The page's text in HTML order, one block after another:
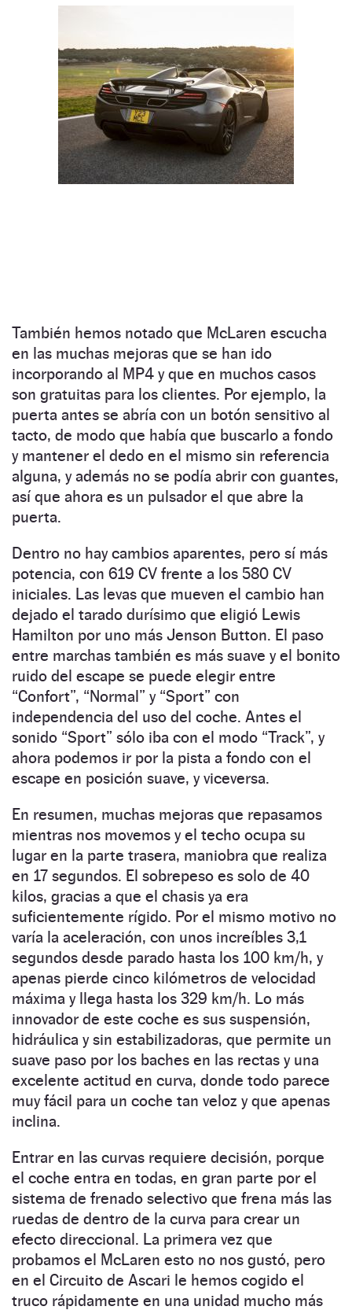
También hemos notado que McLaren escucha
en las muchas mejoras que se han ido
incorporando al MP4 y que en muchos casos
son gratuitas para los clientes. Por ejemplo, la
puerta antes se abría con un botón sensitivo al
tacto, de modo que había que buscarlo a fondo
y mantener el dedo en el mismo sin referencia
alguna, y además no se podía abrir con guantes,
así que ahora es un pulsador el que abre la
puerta.
Dentro no hay cambios aparentes, pero sí más
potencia, con 619 CV frente a los 580 CV
iniciales. Las levas que mueven el cambio han
dejado el tarado durísimo que eligió Lewis
Hamilton por uno más Jenson Button. El paso
entre marchas también es más suave y el bonito
ruido del escape se puede elegir entre
“Confort”, “Normal” y “Sport” con
independencia del uso del coche. Antes el
sonido “Sport” sólo iba con el modo “Track”, y
ahora podemos ir por la pista a fondo con el
escape en posición suave, y viceversa.
En resumen, muchas mejoras que repasamos
mientras nos movemos y el techo ocupa su
lugar en la parte trasera, maniobra que realiza
en 17 segundos. El sobrepeso es solo de 40
kilos, gracias a que el chasis ya era
suficientemente rígido. Por el mismo motivo no
varía la aceleración, con unos increíbles 3,1
segundos desde parado hasta los 100 km/h, y
apenas pierde cinco kilómetros de velocidad
máxima y llega hasta los 329 km/h. Lo más
innovador de este coche es sus suspensión,
hidráulica y sin estabilizadoras, que permite un
suave paso por los baches en las rectas y una
excelente actitud en curva, donde todo parece
muy fácil para un coche tan veloz y que apenas
inclina.
Entrar en las curvas requiere decisión, porque
el coche entra en todas, en gran parte por el
sistema de frenado selectivo que frena más las
ruedas de dentro de la curva para crear un
efecto direccional. La primera vez que
probamos el McLaren esto no nos gustó, pero
en el Circuito de Ascari le hemos cogido el
truco rápidamente en una unidad mucho más